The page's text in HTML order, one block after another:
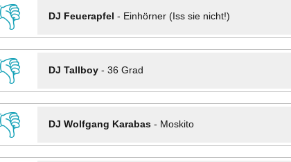
DJ Feuerapfel - Einhörner (Iss sie nicht!)
DJ Tallboy- 36 Grad
DJ Wolfgang Karabas- Moskito